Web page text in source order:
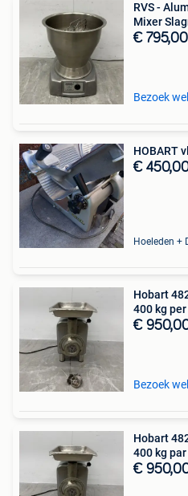
RVS -
Mixer
€ 795,00
Bezoek
HOBART
€
Hobart
400 kg
€
Bezoek
Hobart
400 kg
€